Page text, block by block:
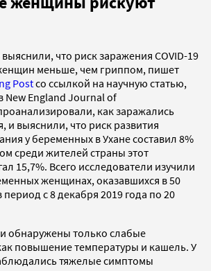
что риск заражения COVID-19
меньше, чем гриппом, пишет
Postсо ссылкой на научную статью,
New England Journal of
как заражались
и выяснили, что риск развития
у беременных в Ухане составил 8%
среди жителей страны этот
15,7%. Всего исследователи изучили
женщинах, оказавшихся в 50
с 8 декабря 2019 года по 20
обнаружены только слабые
повышение температуры и кашель. У
тяжелые симптомы